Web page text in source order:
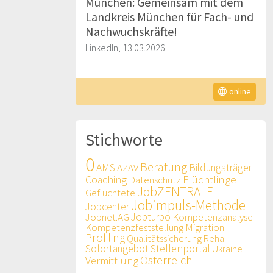
Landkreis München für Fach- und
Nachwuchskräfte!
LinkedIn, 13.03.2026
online
Stichworte
0AMSAZAV Beratung Bildungsträger
Coaching Datenschutz Flüchtlinge
Geflüchtete JobZENTRALE
JobcenterJobimpuls-Methode
Jobnet.AGJobturbo Kompetenzanalyse
Kompetenzfeststellung Migration
ProfilingQualitätssicherungReha
SofortangebotStellenportal Ukraine
VermittlungÖsterreich